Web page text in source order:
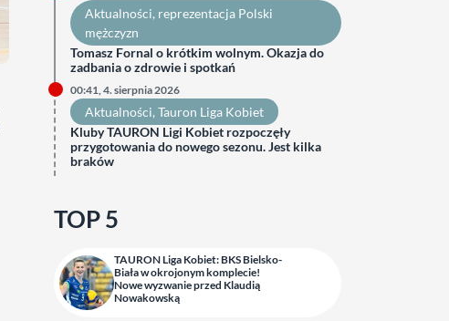
Aktualności, reprezentacja Polski
mężczyzn
Tomasz Fornal o krótkim wolnym. Okazja do
zadbania o zdrowie i spotkań
00:41, 4. sierpnia 2026
Aktualności, Tauron Liga Kobiet
Kluby TAURON Ligi Kobiet rozpoczęły
przygotowania do nowego sezonu. Jest kilka
braków
TOP 5
TAURON Liga Kobiet: BKS Bielsko-
Biała w okrojonym komplecie!
Nowe wyzwanie przed Klaudią
Nowakowską